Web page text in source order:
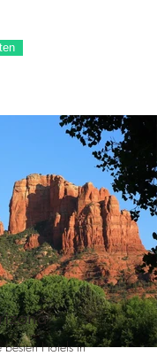
Hotels in